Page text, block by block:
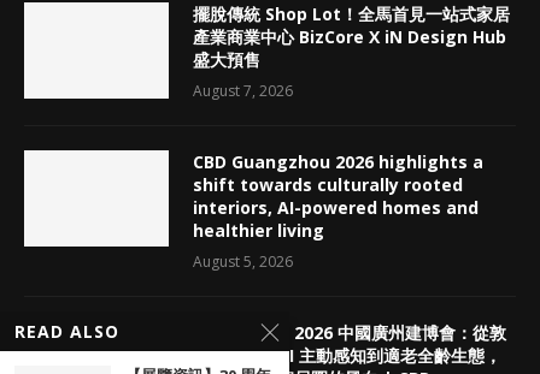
擺脫傳統 Shop Lot！全馬首見一站式家居
產業商業中心 BizCore X iN Design Hub
盛大預售
August 7, 2026
CBD Guangzhou 2026 highlights a
shift towards culturally rooted
interiors, AI-powered homes and
healthier living
August 5, 2026
【展覽回顧】2026 中國廣州建博會：從敦
煌老錢風、AI 主動感知到適老全齡生態，
READ ALSO